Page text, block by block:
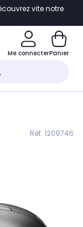
vite notre
Me connecterPanier
Réf. 1209746